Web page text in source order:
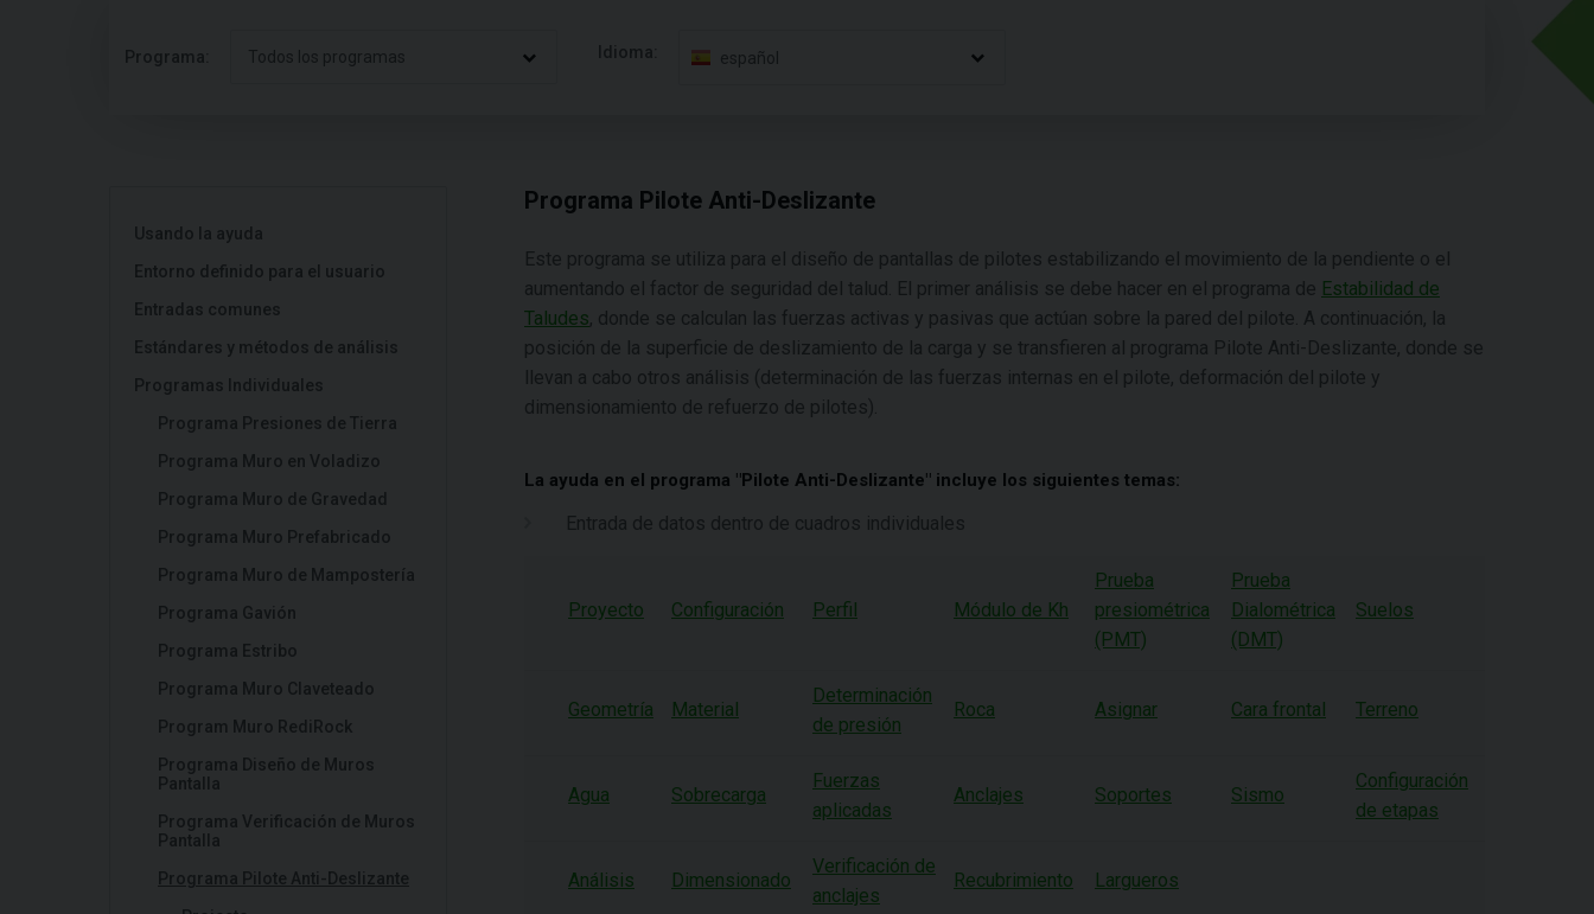
Programa: Todos los programas Idioma: español
Usando la ayuda
Entorno definido para el usuario
Entradas comunes
Estándares y métodos de análisis
Programas Individuales
Programa Presiones de Tierra
Programa Muro en Voladizo
Programa Muro de Gravedad
Programa Muro Prefabricado
Programa Muro de Mampostería
Programa Gavión
Programa Estribo
Programa Muro Claveteado
Program Muro RediRock
Programa Diseño de Muros
Pantalla
Programa Verificación de Muros
Pantalla
Programa Pilote Anti-Deslizante
Programa Pilote Anti-Deslizante
Este programa se utiliza para el diseño de pantallas de pilotes estabilizando el movimiento de la pendiente o el
aumentando el factor de seguridad del talud. El primer análisis se debe hacer en el programa de Estabilidad de
Taludes, donde se calculan las fuerzas activas y pasivas que actúan sobre la pared del pilote. A continuación, la
posición de la superficie de deslizamiento de la carga y se transfieren al programa Pilote Anti-Deslizante, donde se
llevan a cabo otros análisis (determinación de las fuerzas internas en el pilote, deformación del pilote y
dimensionamiento de refuerzo de pilotes).
La ayuda en el programa "Pilote Anti-Deslizante" incluye los siguientes temas:
Entrada de datos dentro de cuadros individuales
Proyecto Configuración Perfil Módulo de Kh
Prueba
presiométrica
(PMT)
Prueba
Dialométrica
(DMT)
Suelos
Geometría Material
Determinación
de presión
Roca Asignar Cara frontal Terreno
Agua Sobrecarga
Fuerzas
aplicadas
Anclajes Soportes Sismo
Configuración
de etapas
Análisis Dimensionado
Verificación de
anclajes
Recubrimiento Largueros